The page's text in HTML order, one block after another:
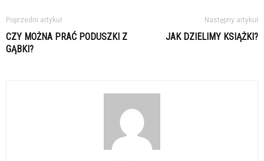
Poprzedni artykuł
CZY MOŻNA PRAĆ PODUSZKI Z
GĄBKI?
Następny artykuł
JAK DZIELIMY KSIĄŻKI?